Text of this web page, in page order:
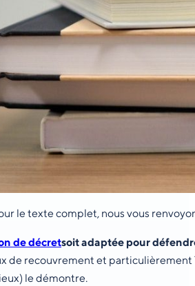
le texte complet, nous vous
de décretsoit adaptée pour
de recouvrement et particulièrement
le démontre.